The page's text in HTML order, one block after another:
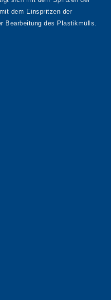
dem Einspritzen der
Bearbeitung des Plastikmülls.